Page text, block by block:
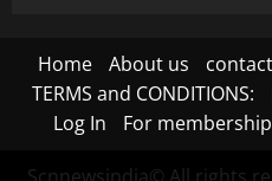
Home About us
TERMS and CONDITIONS:
Log In
For